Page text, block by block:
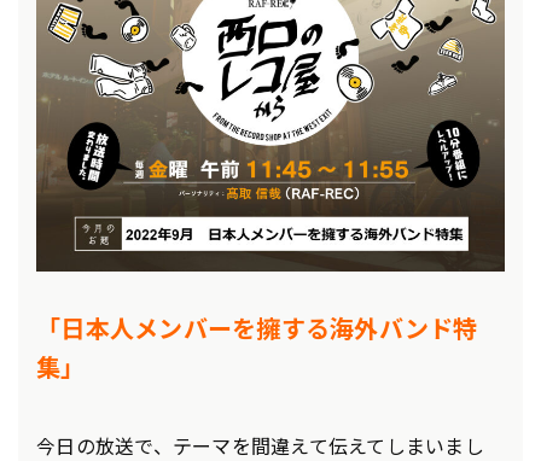
「日本人メンバーを擁する海外バンド特
集」
今日の放送で、テーマを間違えて伝えてしまいまし